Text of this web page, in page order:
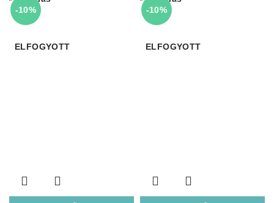
-10%
ELFOGYOTT
-10%
ELFOGYOTT